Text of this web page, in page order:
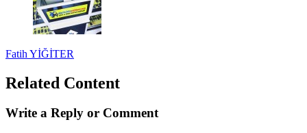
Fatih YİĞİTER
Related Content
Write a Reply or Comment